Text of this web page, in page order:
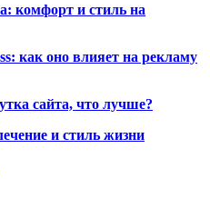
комфорт и стиль на
как оно влияет на рекламу
сайта, что лучше?
и стиль жизни